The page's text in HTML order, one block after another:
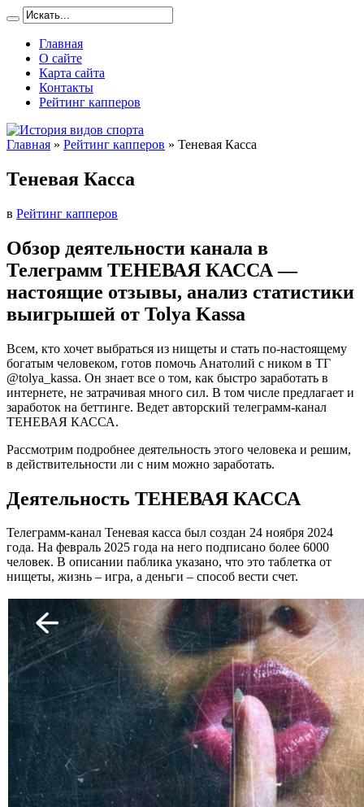
Главная
О сайте
Карта сайта
Контакты
Рейтинг капперов
Главная » Рейтинг капперов » Теневая Касса
Теневая Касса
в Рейтинг капперов
Обзор деятельности канала в
Телеграмм ТЕНЕВАЯ КАССА —
настоящие отзывы, анализ статистики
выигрышей от Tolya Kassa
Всем, кто хочет выбраться из нищеты и стать по-настоящему
богатым человеком, готов помочь Анатолий с ником в ТГ
@tolya_kassa. Он знает все о том, как быстро заработать в
интернете, не затрачивая много сил. В том числе предлагает и
заработок на беттинге. Ведет авторский телеграмм-канал
ТЕНЕВАЯ КАССА.
Рассмотрим подробнее деятельность этого человека и решим,
в действительности ли с ним можно заработать.
Деятельность ТЕНЕВАЯ КАССА
Телеграмм-канал Теневая касса был создан 24 ноября 2024
года. На февраль 2025 года на него подписано более 6000
человек. В описании паблика указано, что это таблетка от
нищеты, жизнь – игра, а деньги – способ вести счет.